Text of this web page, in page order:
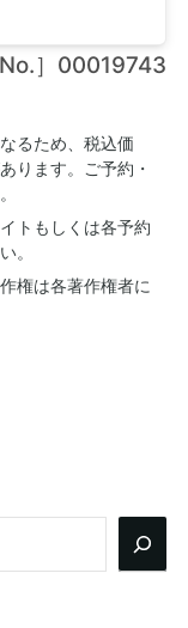
］00019743
るため、税込価
ります。ご予約・
トもしくは各予約
。
権は各著作権者に